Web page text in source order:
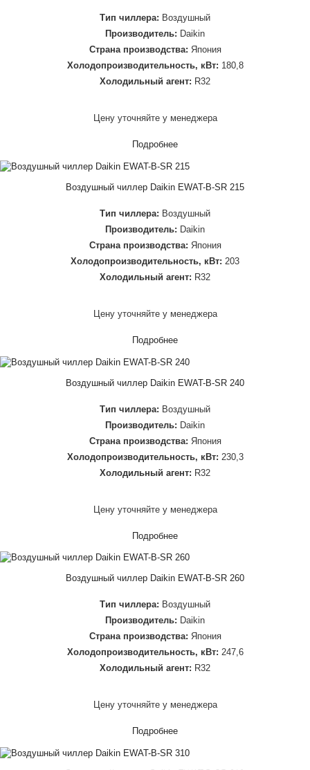
Тип чиллера: Воздушный
Производитель: Daikin
Страна производства: Япония
Холодопроизводительность, кВт: 180,8
Холодильный агент: R32
Цену уточняйте у менеджера
Подробнее
Воздушный чиллер Daikin EWAT-B-SR 215
Тип чиллера: Воздушный
Производитель: Daikin
Страна производства: Япония
Холодопроизводительность, кВт: 203
Холодильный агент: R32
Цену уточняйте у менеджера
Подробнее
Воздушный чиллер Daikin EWAT-B-SR 240
Тип чиллера: Воздушный
Производитель: Daikin
Страна производства: Япония
Холодопроизводительность, кВт: 230,3
Холодильный агент: R32
Цену уточняйте у менеджера
Подробнее
Воздушный чиллер Daikin EWAT-B-SR 260
Тип чиллера: Воздушный
Производитель: Daikin
Страна производства: Япония
Холодопроизводительность, кВт: 247,6
Холодильный агент: R32
Цену уточняйте у менеджера
Подробнее